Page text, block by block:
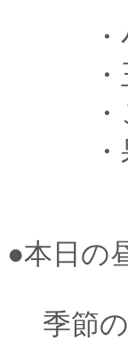
・小
・玉
・ご
・
●本日の
季節の